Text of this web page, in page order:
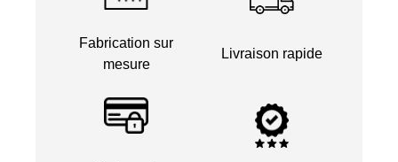
Fabrication sur
mesure
Livraison rapide